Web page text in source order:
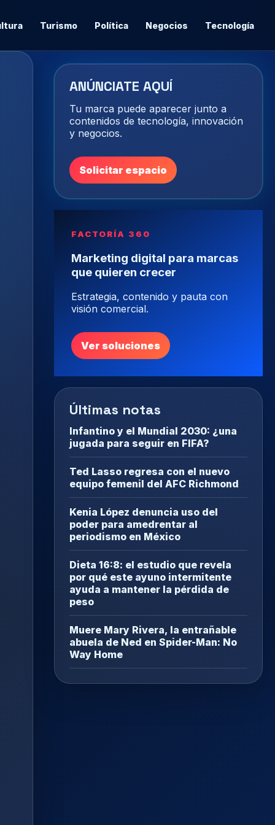
Turismo Política Negocios Tecnología
ANÚNCIATE AQUÍ
Tu marca puede aparecer junto a
contenidos de tecnología, innovación
y negocios.
Solicitar espacio
FACTORÍA 360
Marketing digital para marcas
que quieren crecer
Estrategia, contenido y pauta con
visión comercial.
Ver soluciones
Últimas notas
Infantino y el Mundial 2030: ¿una
jugada para seguir en FIFA?
Ted Lasso regresa con el nuevo
equipo femenil del AFC Richmond
Kenia López denuncia uso del
poder para amedrentar al
periodismo en México
Dieta 16:8: el estudio que revela
por qué este ayuno intermitente
ayuda a mantener la pérdida de
peso
Muere Mary Rivera, la entrañable
abuela de Ned en Spider-Man: No
Way Home